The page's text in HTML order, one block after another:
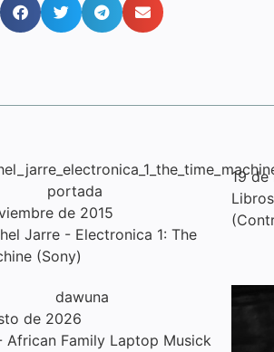
de 2015
Jarre - Electronica 1: The
(Sony)
19 de
de 2026
African Family Laptop Musick